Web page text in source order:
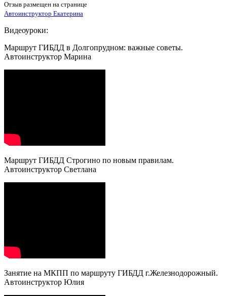
Отзыв размещен на странице
Автоинструктор Екатерина
Видеоуроки:
Маршрут ГИБДД в Долгопрудном: важные советы.
Автоинструктор Марина
Маршрут ГИБДД Строгино по новым правилам.
Автоинструктор Светлана
Занятие на МКПП по маршруту ГИБДД г.Железнодорожный.
Автоинструктор Юлия